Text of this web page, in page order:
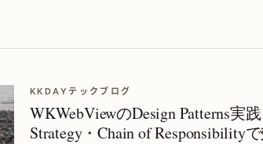
KKDAYテックブログ
WKWebViewのDesign Patterns実
Strategy・Chain of Responsibility